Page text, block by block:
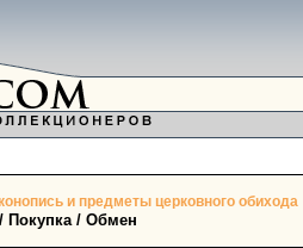
и предметы церковного обихода
Покупка / Обмен